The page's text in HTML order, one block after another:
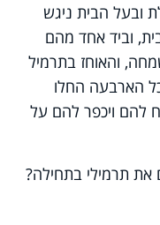
ובעל הבית ניגש
וביד אחד מהם
והאוחז בתרמיל
הארבעה החלו
להם ויכפר להם על
את תרמילי בתחילה?